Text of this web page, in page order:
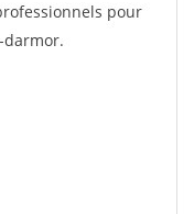
pour
darmor.